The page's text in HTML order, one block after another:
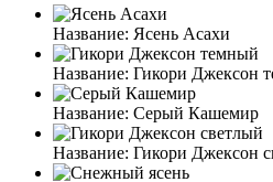
Название: Ясень Асахи
Название: Гикори Джексон
Название: Серый Кашемир
Название: Гикори Джексон